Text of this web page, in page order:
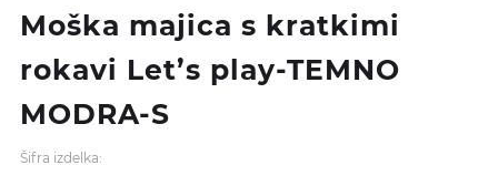
Moška majica s kratkimi
rokavi Let’s play-TEMNO
MODRA-S
Šifra izdelka: